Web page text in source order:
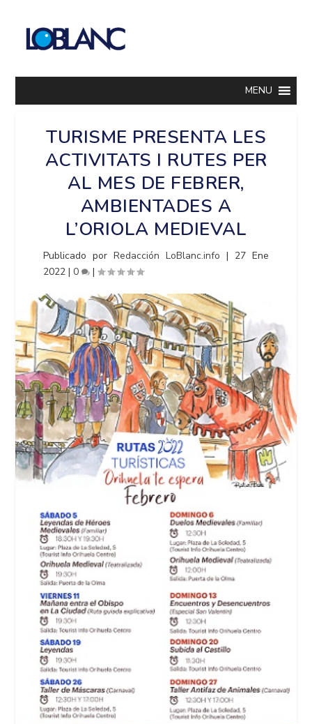
MENU
TURISME PRESENTA LES
ACTIVITATS I RUTES PER
AL MES DE FEBRER,
AMBIENTADES A
L’ORIOLA MEDIEVAL
Publicado porRedacción LoBlanc.info | 27 Ene
2022 |0 |